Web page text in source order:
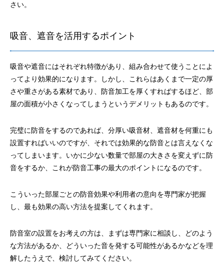
さい。
吸音、遮音を活用するポイント
吸音や遮音にはそれぞれ特徴があり、組み合わせて使うことによ
ってより効果的になります。しかし、これらはあくまで一定の厚
さや重さがある素材であり、防音加工を厚くすればするほど、部
屋の面積が小さくなってしまうというデメリットもあるのです。
完璧に防音をするのであれば、分厚い吸音材、遮音材を何重にも
設置すればいいのですが、それでは効果的な防音とは言えなくな
ってしまいます。いかに少ない数量で部屋の大きさを変えずに防
音をするか、これが防音工事の最大のポイントになるのです。
こういった部屋ごとの防音効果や利用者の意向を専門家が把握
し、最も効果の高い方法を提案してくれます。
防音室の設置をお考えの方は、まずは専門家に相談し、どのよう
な方法があるか、どういった音を発する可能性があるかなどを理
解したうえで、検討してみてください。